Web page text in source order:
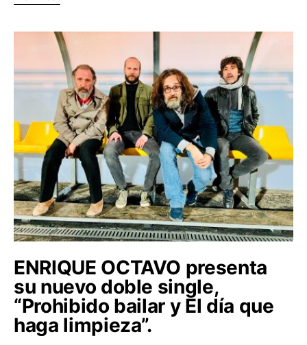
ENRIQUE OCTAVO presenta
su nuevo doble single,
“Prohibido bailar y El día que
haga limpieza”.